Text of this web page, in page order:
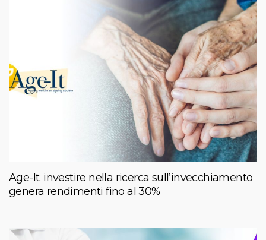
Age-It: investire nella ricerca sull’invecchiamento
genera rendimenti fino al 30%